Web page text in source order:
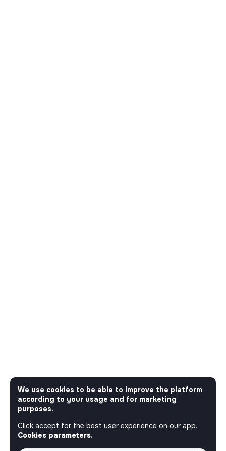
We use cookies to be able to improve the platform
according to your usage and for marketing
purposes.
Click accept for the best user experience on our app.
Cookies parameters.